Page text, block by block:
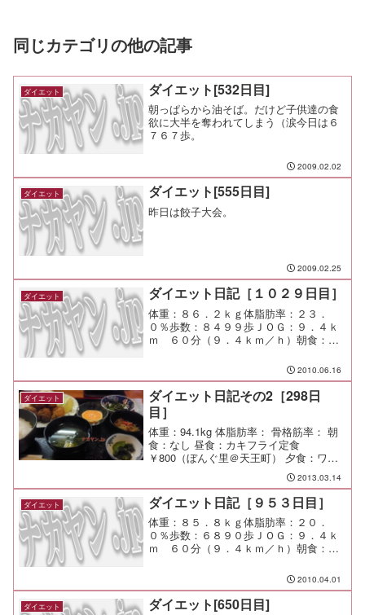
同じカテゴリの他の記事
ダイエット ダイエット[532日目]
朝っぱらから油そば。だけど子供達の食
欲に大半を奪われてしまう（涙今日は６
７６７歩。
2009.02.02
ダイエット ダイエット[555日目]
昨日は餃子大会。
2009.02.25
ダイエット ダイエット日記［１０２９日目］
体重：８６．２ｋｇ体脂肪率：２３．
０％歩数：８４９９歩ＪＯＧ：９．４ｋ
ｍ ６０分（９．４ｋｍ／ｈ）朝食：冷
（西友＠市が尾）半額で￥１４９夕食：
なし間食：メモ：長Ｔで走ったら暑くて
目まいが・・・
2010.06.16
ダイエット
ダイエット日記その2［298日
目］
体重：94.1kg 体脂肪率： 骨格筋率： 朝
食：なし 昼食：カキフライ定食
￥800（ぼんぐ里＠天王町） 夕食：ワイ
ン会（You遊＠あざみ野） 間食： 運動：
メモ：新たな出逢いが楽しい会であった
な♪
2013.03.14
ダイエット ダイエット日記［９５３日目］
体重：８５．８ｋｇ体脂肪率：２０．
０％歩数：６８９０歩ＪＯＧ：９．４ｋ
ｍ ６０分（９．４ｋｍ／ｈ）朝食：メ
￥２７０昼食：塩らーめん大盛（山頭火
＠渋谷）￥９５０夕食：水間食：メモ：
今日は新スタート！ プレス...
2010.04.01
ダイエット ダイエット[650日目]